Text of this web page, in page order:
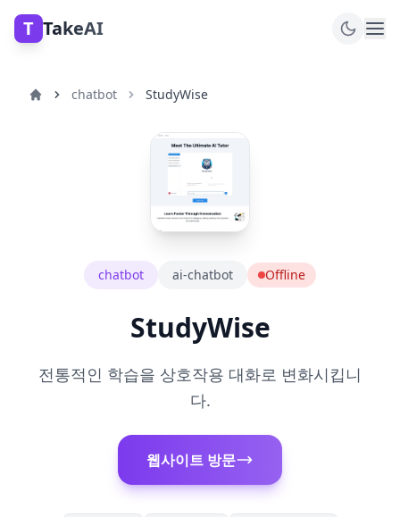
T TakeAI
chatbot StudyWise
chatbot ai-chatbot Offline
StudyWise
전통적인 학습을 상호작용 대화로 변화시킵니
다.
웹사이트 방문